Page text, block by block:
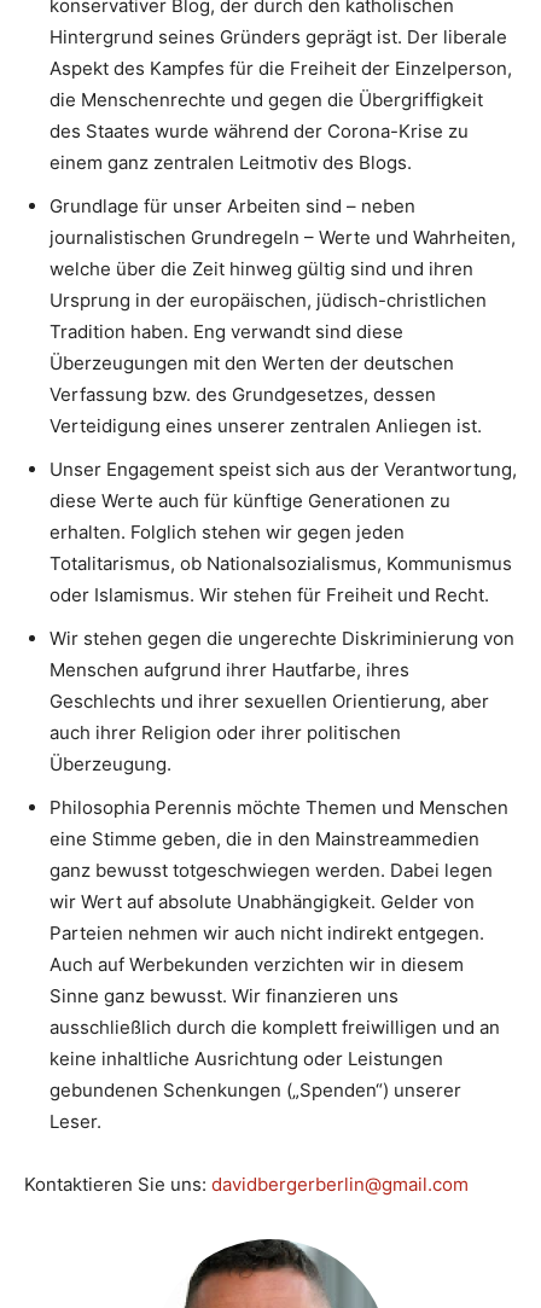
konservativer Blog, der durch den katholischen
Hintergrund seines Gründers geprägt ist. Der liberale
Aspekt des Kampfes für die Freiheit der Einzelperson,
die Menschenrechte und gegen die Übergriffigkeit
des Staates wurde während der Corona-Krise zu
einem ganz zentralen Leitmotiv des Blogs.
Grundlage für unser Arbeiten sind – neben
journalistischen Grundregeln – Werte und Wahrheiten,
welche über die Zeit hinweg gültig sind und ihren
Ursprung in der europäischen, jüdisch-christlichen
Tradition haben. Eng verwandt sind diese
Überzeugungen mit den Werten der deutschen
Verfassung bzw. des Grundgesetzes, dessen
Verteidigung eines unserer zentralen Anliegen ist.
Unser Engagement speist sich aus der Verantwortung,
diese Werte auch für künftige Generationen zu
erhalten. Folglich stehen wir gegen jeden
Totalitarismus, ob Nationalsozialismus, Kommunismus
oder Islamismus. Wir stehen für Freiheit und Recht.
Wir stehen gegen die ungerechte Diskriminierung von
Menschen aufgrund ihrer Hautfarbe, ihres
Geschlechts und ihrer sexuellen Orientierung, aber
auch ihrer Religion oder ihrer politischen
Überzeugung.
Philosophia Perennis möchte Themen und Menschen
eine Stimme geben, die in den Mainstreammedien
ganz bewusst totgeschwiegen werden. Dabei legen
wir Wert auf absolute Unabhängigkeit. Gelder von
Parteien nehmen wir auch nicht indirekt entgegen.
Auch auf Werbekunden verzichten wir in diesem
Sinne ganz bewusst. Wir finanzieren uns
ausschließlich durch die komplett freiwilligen und an
keine inhaltliche Ausrichtung oder Leistungen
gebundenen Schenkungen („Spenden“) unserer
Leser.
Kontaktieren Sie uns: davidbergerberlin@gmail.com